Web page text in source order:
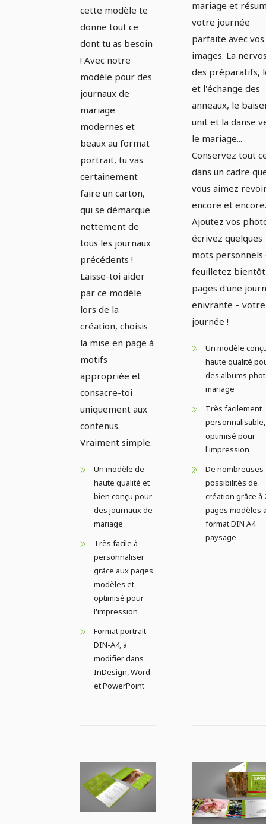
cette modèle te
donne tout ce
dont tu as besoin
! Avec notre
modèle pour des
journaux de
mariage
modernes et
beaux au format
portrait, tu vas
certainement
faire un carton,
qui se démarque
nettement de
tous les journaux
précédents !
Laisse-toi aider
par ce modèle
lors de la
création, choisis
la mise en page à
motifs
appropriée et
consacre-toi
uniquement aux
contenus.
Vraiment simple.
Un modèle de
haute qualité et
bien conçu pour
des journaux de
mariage
Très facile à
personnaliser
grâce aux pages
modèles et
optimisé pour
l'impression
Format portrait
DIN-A4, à
modifier dans
InDesign, Word
et PowerPoint
mariage et
votre journée
parfaite avec vos
images. La
des préparatifs,
et l'échange des
anneaux, le
unit et la danse
le mariage...
Conservez tout
dans un cadre
vous aimez
encore et encore.
Ajoutez vos
écrivez quelques
mots personnels
feuilletez
pages d'une
enivrante – votre
journée !
Un modèle
haute qualité
des albums
mariage
Très facilement
personnalisable,
optimisé pour
l'impression
De nombreuses
possibilités de
création grâce à
pages modèles
format DIN A4
paysage